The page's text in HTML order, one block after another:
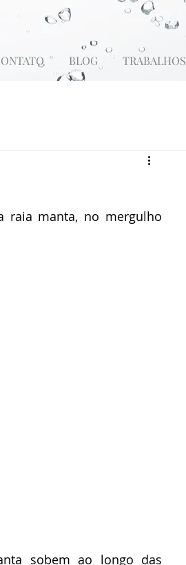
BLOG TRABALHOS
raia manta, no mergulho
sobem ao longo das